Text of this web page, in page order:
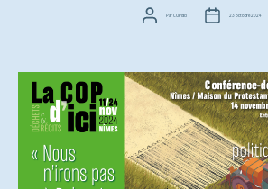
Auteur Par COPdici Date 23 octobre 2024